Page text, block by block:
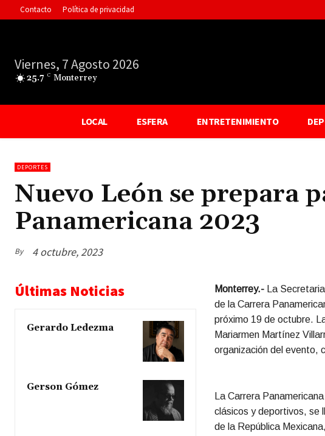
Contacto Política de privacidad
Viernes, 7 Agosto 2026
25.7 C Monterrey
LOCAL ESFERA ENTRETENIMIENTO
DEPORTES
Nuevo León se prepara
Panamericana 2023
By 4 octubre, 2023
Últimas Noticias
Gerardo Ledezma
Gerson Gómez
Monterrey.-
La
de la Carrera
próximo 19 de octubre.
Mariarmen Martínez
organización del evento,
La Carrera
clásicos y deportivos, se
de la República